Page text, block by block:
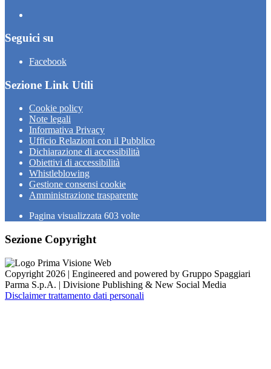
Seguici su
Facebook
Sezione Link Utili
Cookie policy
Note legali
Informativa Privacy
Ufficio Relazioni con il Pubblico
Dichiarazione di accessibilità
Obiettivi di accessibilità
Whistleblowing
Gestione consensi cookie
Amministrazione trasparente
Pagina visualizzata 603 volte
Sezione Copyright
Copyright 2026 | Engineered and powered by Gruppo Spaggiari
Parma S.p.A. | Divisione Publishing & New Social Media
Disclaimer trattamento dati personali